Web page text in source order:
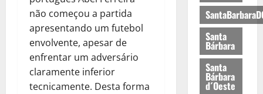
não começou a partida
apresentando um futebol
envolvente, apesar de
enfrentar um adversário
claramente inferior
tecnicamente. Desta forma
Santa
Bárbara
Santa
Bárbara
d´Oeste